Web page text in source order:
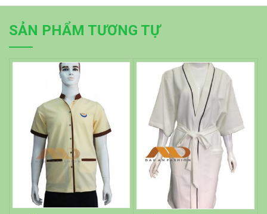
SẢN PHẨM TƯƠNG TỰ